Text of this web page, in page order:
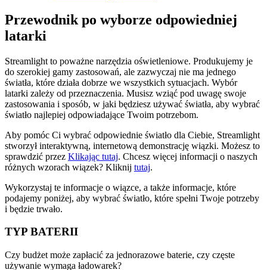
Przewodnik po wyborze odpowiedniej
latarki
Streamlight to poważne narzędzia oświetleniowe. Produkujemy je
do szerokiej gamy zastosowań, ale zazwyczaj nie ma jednego
światła, które działa dobrze we wszystkich sytuacjach. Wybór
latarki zależy od przeznaczenia. Musisz wziąć pod uwagę swoje
zastosowania i sposób, w jaki będziesz używać światła, aby wybrać
światło najlepiej odpowiadające Twoim potrzebom.
Aby pomóc Ci wybrać odpowiednie światło dla Ciebie, Streamlight
stworzył interaktywną, internetową demonstrację wiązki. Możesz to
sprawdzić przez Klikając tutaj. Chcesz więcej informacji o naszych
różnych wzorach wiązek? Kliknij tutaj.
Wykorzystaj te informacje o wiązce, a także informacje, które
podajemy poniżej, aby wybrać światło, które spełni Twoje potrzeby
i będzie trwało.
TYP BATERII
Czy budżet może zapłacić za jednorazowe baterie, czy częste
używanie wymaga ładowarek?